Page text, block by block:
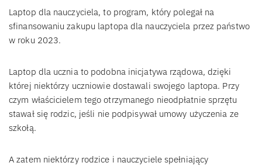
Laptop dla nauczyciela, to program, który polegał na
sfinansowaniu zakupu laptopa dla nauczyciela przez państwo
w roku 2023.
Laptop dla ucznia to podobna inicjatywa rządowa, dzięki
której niektórzy uczniowie dostawali swojego laptopa. Przy
czym właścicielem tego otrzymanego nieodpłatnie sprzętu
stawał się rodzic, jeśli nie podpisywał umowy użyczenia ze
szkołą.
A zatem niektórzy rodzice i nauczyciele spełniający